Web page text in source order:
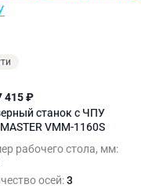
415 ₽
станок с ЧПУ
VMM-1160S
рабочего стола, мм:
осей:3